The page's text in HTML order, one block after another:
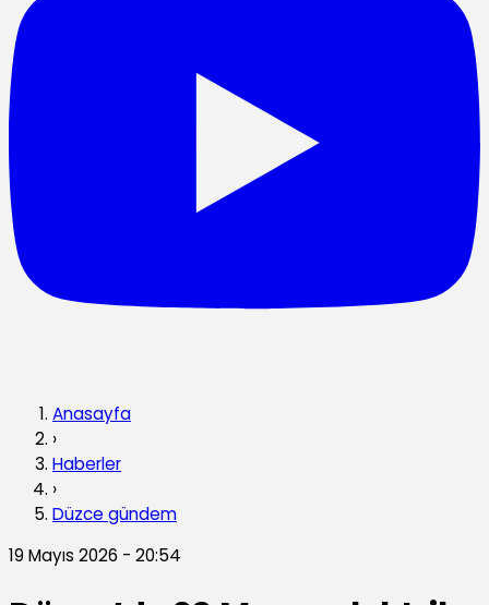
Anasayfa
›
Haberler
›
Düzce gündem
19 Mayıs 2026 - 20:54